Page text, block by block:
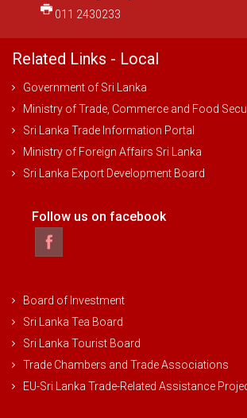
011 2430233
Related Links - Local
Government of Sri Lanka
Ministry of Trade, Commerce and Food
Sri Lanka Trade Information Portal
Ministry of Foreign Affairs Sri Lanka
Sri Lanka Export Development Board
Follow us on facebook
Board of Investment
Sri Lanka Tea Board
Sri Lanka Tourist Board
Trade Chambers and Trade Associations
EU-Sri Lanka Trade-Related Assistance